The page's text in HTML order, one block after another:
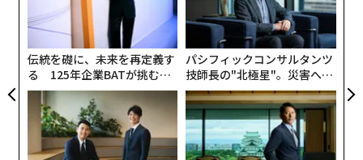
伝統を礎に、未来を再定義す
る 125年企業BATが挑むス
モークレスな未来
パシフィックコンサルタンツ
技師長の"北極星"。災害への
無力感を乗り越え見つけた、
防災一筋20年の答え